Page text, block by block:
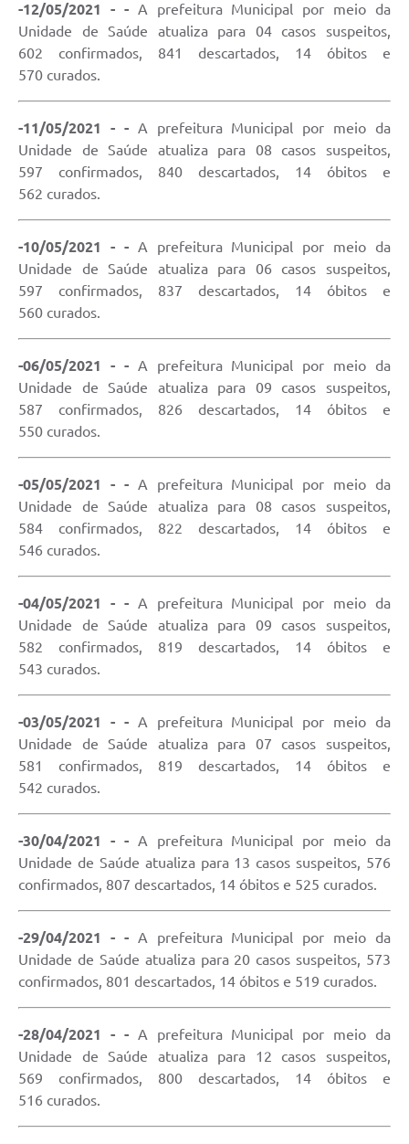
-12/05/2021 - - A prefeitura Municipal por meio da
Unidade de Saúde atualiza para 04 casos suspeitos,
602 confirmados, 841 descartados, 14 óbitos e
570 curados.
-11/05/2021 - - A prefeitura Municipal por meio da
Unidade de Saúde atualiza para 08 casos suspeitos,
597 confirmados, 840 descartados, 14 óbitos e
562 curados.
-10/05/2021 - - A prefeitura Municipal por meio da
Unidade de Saúde atualiza para 06 casos suspeitos,
597 confirmados, 837 descartados, 14 óbitos e
560 curados.
-06/05/2021 - - A prefeitura Municipal por meio da
Unidade de Saúde atualiza para 09 casos suspeitos,
587 confirmados, 826 descartados, 14 óbitos e
550 curados.
-05/05/2021 - - A prefeitura Municipal por meio da
Unidade de Saúde atualiza para 08 casos suspeitos,
584 confirmados, 822 descartados, 14 óbitos e
546 curados.
-04/05/2021 - - A prefeitura Municipal por meio da
Unidade de Saúde atualiza para 09 casos suspeitos,
582 confirmados, 819 descartados, 14 óbitos e
543 curados.
-03/05/2021 - - A prefeitura Municipal por meio da
Unidade de Saúde atualiza para 07 casos suspeitos,
581 confirmados, 819 descartados, 14 óbitos e
542 curados.
-30/04/2021 - - A prefeitura Municipal por meio da
Unidade de Saúde atualiza para 13 casos suspeitos, 576
confirmados, 807 descartados, 14 óbitos e 525 curados.
-29/04/2021 - - A prefeitura Municipal por meio da
Unidade de Saúde atualiza para 20 casos suspeitos, 573
confirmados, 801 descartados, 14 óbitos e 519 curados.
-28/04/2021 - - A prefeitura Municipal por meio da
Unidade de Saúde atualiza para 12 casos suspeitos,
569 confirmados, 800 descartados, 14 óbitos e
516 curados.